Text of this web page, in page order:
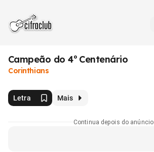
Campeão do 4º Centenário
Corinthians
Letra Mais
Continua depois do anúncio